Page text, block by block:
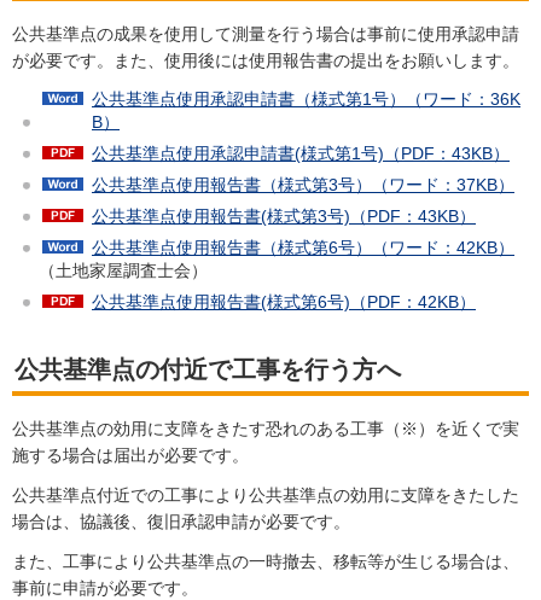
公共基準点の成果を使用して測量を行う場合は事前に使用承認申請
が必要です。また、使用後には使用報告書の提出をお願いします。
公共基準点使用承認申請書（様式第1号）（ワード：36K
B）
公共基準点使用承認申請書(様式第1号)（PDF：43KB）
公共基準点使用報告書（様式第3号）（ワード：37KB）
公共基準点使用報告書(様式第3号)（PDF：43KB）
公共基準点使用報告書（様式第6号）（ワード：42KB）
（土地家屋調査士会）
公共基準点使用報告書(様式第6号)（PDF：42KB）
公共基準点の付近で工事を行う方へ
公共基準点の効用に支障をきたす恐れのある工事（※）を近くで実
施する場合は届出が必要です。
公共基準点付近での工事により公共基準点の効用に支障をきたした
場合は、協議後、復旧承認申請が必要です。
また、工事により公共基準点の一時撤去、移転等が生じる場合は、
事前に申請が必要です。